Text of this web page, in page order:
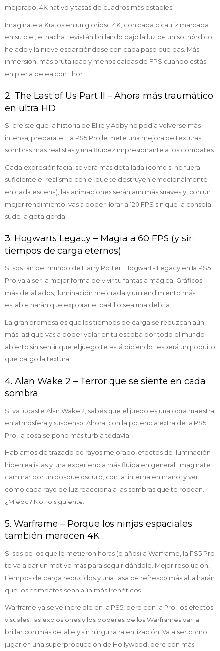
mejorado, 4K nativo y tasas de cuadros más estables.
Imaginate a Kratos en un glorioso 4K, con cada cicatriz marcada
en su piel, el hacha Leviatán brillando bajo la luz de un sol nórdico
helado y la nieve esparciéndose con cada paso que das. Más
inmersión, más brutalidad y menos caídas de FPS cuando estás
en plena pelea con Thor.
2. The Last of Us Part II – Ahora más traumático
en ultra HD
Si creíste que la historia de Ellie y Abby no podía volverse más
intensa, preparate. La PS5 Pro le mete una mejora de texturas,
sombras más realistas y una fluidez impresionante a los combates.
Cada expresión facial se verá más detallada (como si no fuera
suficiente el realismo con el que te destruyen emocionalmente
en cada escena), las animaciones serán aún más suaves y, con un
mejor rendimiento, vas a poder llorar a 120 FPS sin que la consola
sude la gota gorda.
3. Hogwarts Legacy – Magia a 60 FPS (y sin
tiempos de carga eternos)
Si sos fan del mundo de Harry Potter, Hogwarts Legacy en la PS5
Pro va a ser la mejor forma de vivir tu fantasía mágica. Gráficos
más detallados, iluminación mejorada y un rendimiento más
estable harán que explorar el castillo sea una delicia.
La gran promesa es que los tiempos de carga se reduzcan aún
más, así que vas a poder volar en tu escoba por todo el mundo
abierto sin sentir que el juego te está diciendo "esperá un poquito
que cargo la textura".
4. Alan Wake 2 – Terror que se siente en cada
sombra
Si ya jugaste Alan Wake 2, sabés que el juego es una obra maestra
en atmósfera y suspenso. Ahora, con la potencia extra de la PS5
Pro, la cosa se pone más turbia todavía.
Hablamos de trazado de rayos mejorado, efectos de iluminación
hiperrealistas y una experiencia más fluida en general. Imaginate
caminar por un bosque oscuro, con la linterna en mano, y ver
cómo cada rayo de luz reacciona a las sombras que te rodean.
¿Miedo? No, lo siguiente.
5. Warframe – Porque los ninjas espaciales
también merecen 4K
Si sos de los que le metieron horas (o años) a Warframe, la PS5 Pro
te va a dar un motivo más para seguir dándole. Mejor resolución,
tiempos de carga reducidos y una tasa de refresco más alta harán
que los combates sean aún más frenéticos.
Warframe ya se ve increíble en la PS5, pero con la Pro, los efectos
visuales, las explosiones y los poderes de los Warframes van a
brillar con más detalle y sin ninguna ralentización. Va a ser como
jugar en una superproducción de Hollywood, pero con más